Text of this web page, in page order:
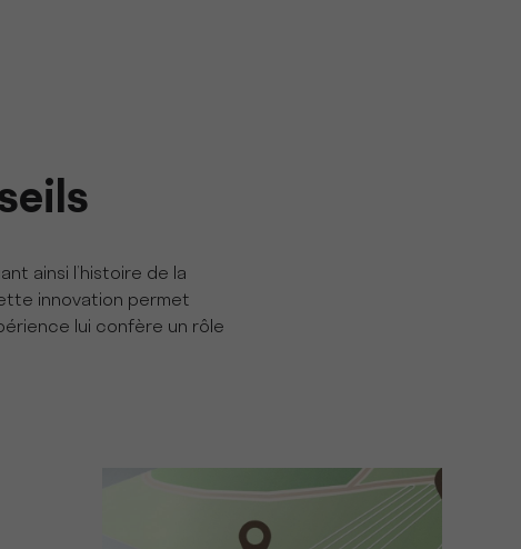
ainsi l’histoire de la
innovation permet
lui confère un rôle